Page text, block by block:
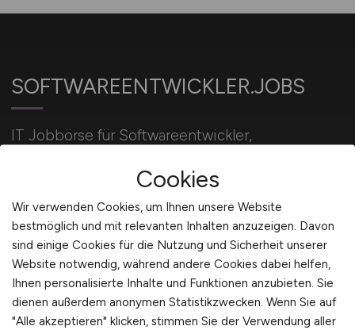
SOFTWAREENTWICKLER.JOBS
IT Jobbörse für Softwareentwickler,
Wirtschaftsinformatiker.
Für Arbeitgeber
Stellenanzeigen schalten
Mediadaten & Konditionen
Cookies
Wir verwenden Cookies, um Ihnen unsere Website
bestmöglich und mit relevanten Inhalten anzuzeigen. Davon
sind einige Cookies für die Nutzung und Sicherheit unserer
Website notwendig, während andere Cookies dabei helfen,
Ihnen personalisierte Inhalte und Funktionen anzubieten. Sie
dienen außerdem anonymen Statistikzwecken. Wenn Sie auf
"Alle akzeptieren" klicken, stimmen Sie der Verwendung aller